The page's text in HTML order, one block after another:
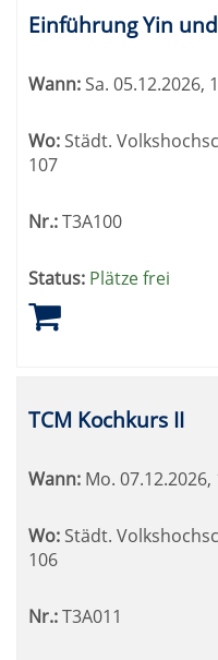
Einführung Yin
Wann:Sa. 05.12.2026,
Wo:Städt.
107
Nr.:T3A100
Status: Plätze frei
TCM Kochkurs II
Wann: Mo.
Wo: Städt.
106
Nr.:T3A011